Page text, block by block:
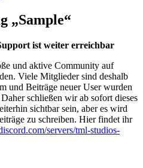
„Sample“
ist weiter erreichbar
und aktive Community auf
Viele Mitglieder sind deshalb
und Beiträge neuer User wurden
schließen wir ab sofort dieses
sichtbar sein, aber es wird
zu schreiben. Hier findet ihr
servers/tml-studios-